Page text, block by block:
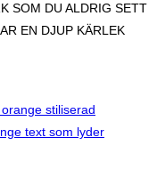
SOM DU ALDRIG SETT
EN DJUP KÄRLEK